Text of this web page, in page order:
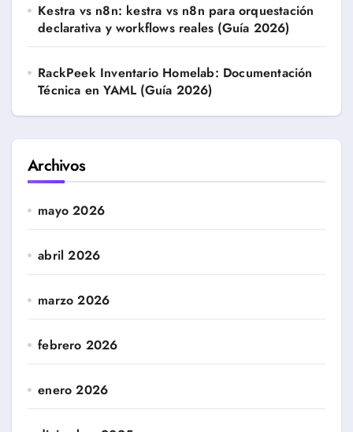
Kestra vs n8n: kestra vs n8n para orquestación
declarativa y workflows reales (Guía 2026)
RackPeek Inventario Homelab: Documentación
Técnica en YAML (Guía 2026)
Archivos
mayo 2026
abril 2026
marzo 2026
febrero 2026
enero 2026